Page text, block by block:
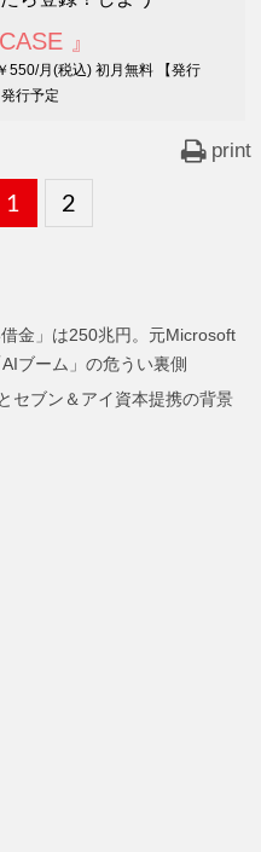
』
550/月(税込) 初月無料 【発行
行予定
print
固
ー
ジ
1 ,
固
ー
ジ
2
金」は250兆円。元Microsoft
ブーム」の危うい裏側
セブン＆アイ資本提携の背景